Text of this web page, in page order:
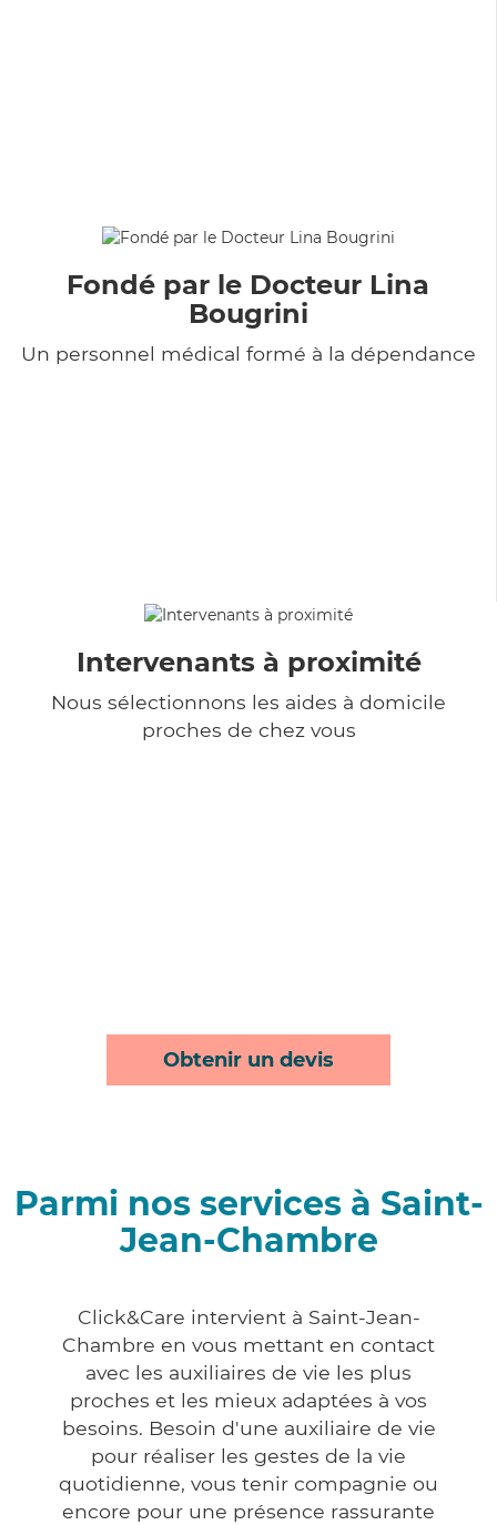
Fondé par le Docteur Lina
Bougrini
Un personnel médical formé à la dépendance
Intervenants à proximité
Nous sélectionnons les aides à domicile
proches de chez vous
Obtenir un devis
Parmi nos services à Saint-
Jean-Chambre
Click&Care intervient à Saint-Jean-
Chambre en vous mettant en contact
avec les auxiliaires de vie les plus
proches et les mieux adaptées à vos
besoins. Besoin d'une auxiliaire de vie
pour réaliser les gestes de la vie
quotidienne, vous tenir compagnie ou
encore pour une présence rassurante